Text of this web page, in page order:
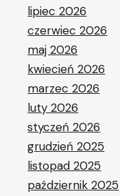
lipiec 2026
czerwiec 2026
maj 2026
kwiecień 2026
marzec 2026
luty 2026
styczeń 2026
grudzień 2025
listopad 2025
październik 2025